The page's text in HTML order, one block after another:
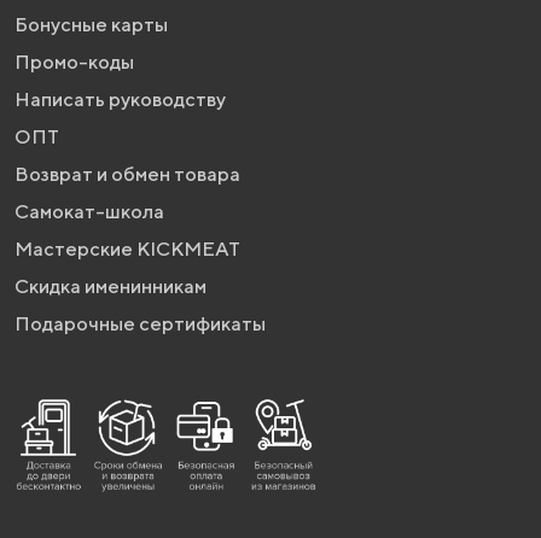
Бонусные карты
Промо-коды
Написать руководству
ОПТ
Возврат и обмен товара
Самокат-школа
Мастерские KICKMEAT
Скидка именинникам
Подарочные сертификаты